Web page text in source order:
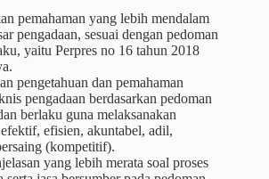
pemahaman yang lebih mendalam
pengadaan, sesuai dengan pedoman
yaitu Perpres no 16 tahun 2018
pengetahuan dan pemahaman
pengadaan berdasarkan pedoman
berlaku guna melaksanakan
efisien, akuntabel, adil,
(kompetitif).
yang lebih merata soal proses